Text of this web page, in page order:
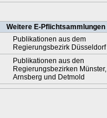
Weitere E-Pflichtsammlungen
Publikationen aus dem
Regierungsbezirk Düsseldorf
Publikationen aus den
Regierungsbezirken Münster,
Arnsberg und Detmold